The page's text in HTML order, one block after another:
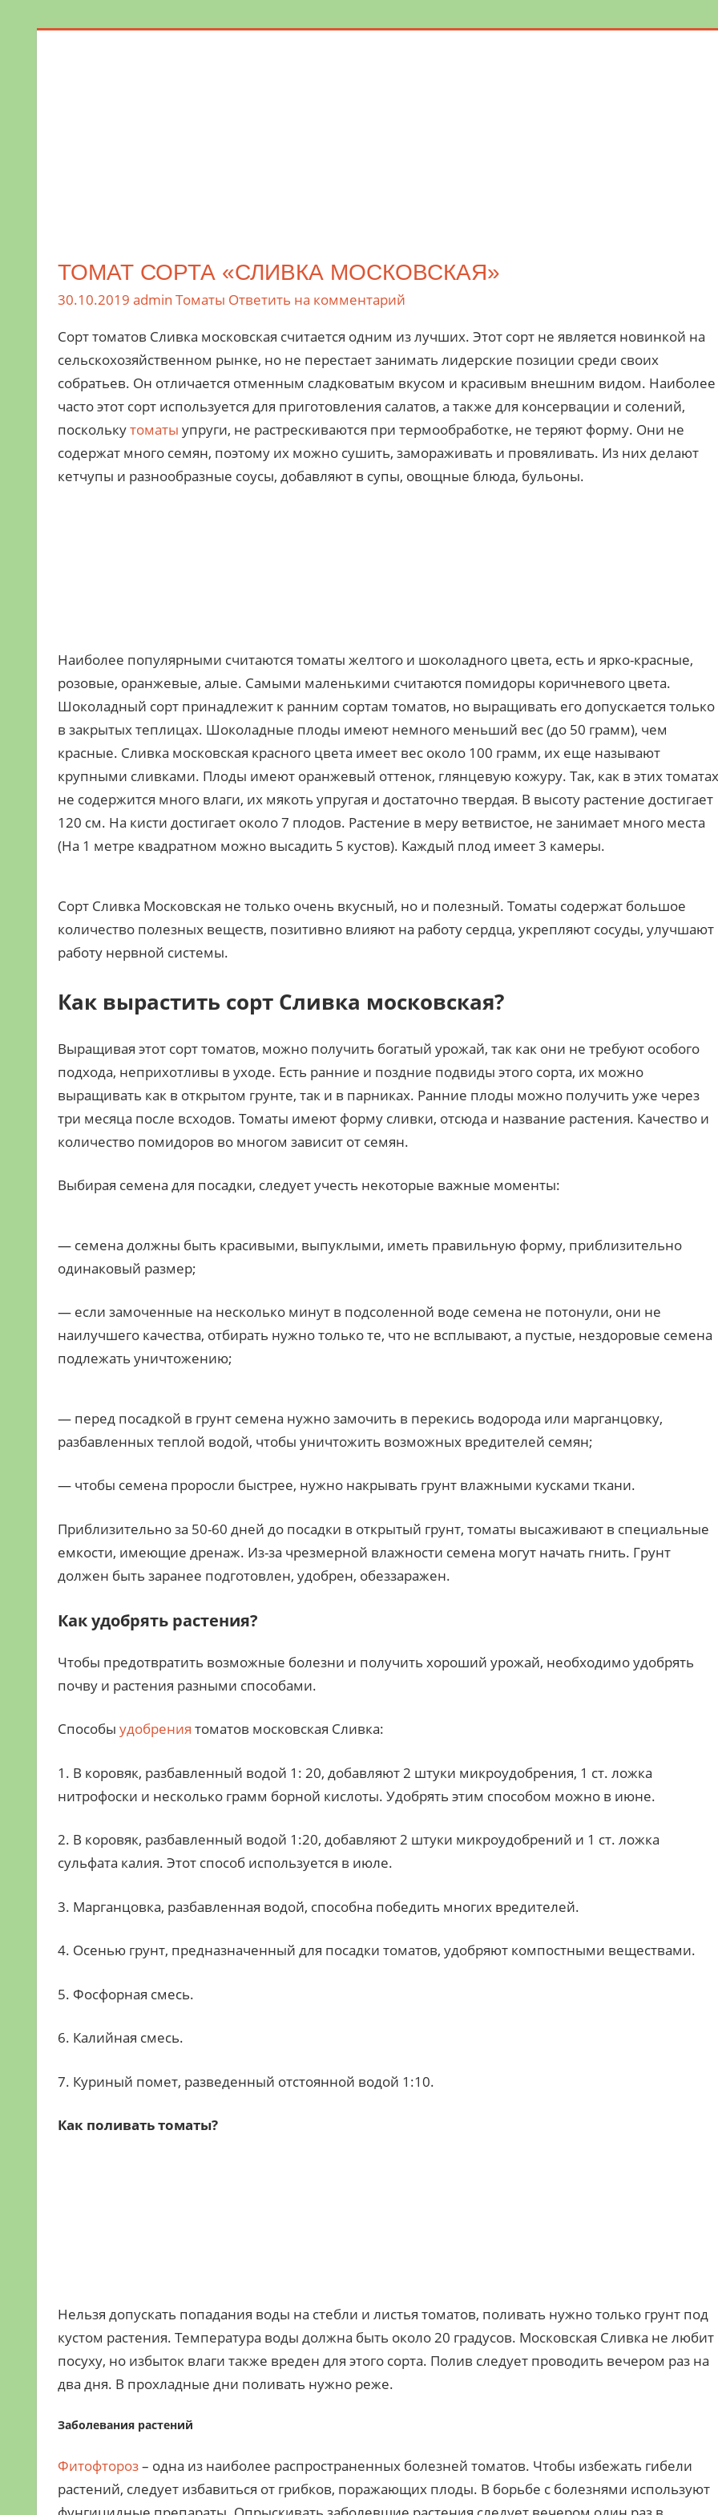
ТОМАТ СОРТА «СЛИВКА МОСКОВСКАЯ»
30.10.2019 admin Томаты Ответить на комментарий
Сорт томатов Сливка московская считается одним из лучших. Этот сорт не является новинкой на
сельскохозяйственном рынке, но не перестает занимать лидерские позиции среди своих
собратьев. Он отличается отменным сладковатым вкусом и красивым внешним видом. Наиболее
часто этот сорт используется для приготовления салатов, а также для консервации и солений,
посколькутоматы упруги, не растрескиваются при термообработке, не теряют форму. Они не
содержат много семян, поэтому их можно сушить, замораживать и провяливать. Из них делают
кетчупы и разнообразные соусы, добавляют в супы, овощные блюда, бульоны.
Наиболее популярными считаются томаты желтого и шоколадного цвета, есть и ярко-красные,
розовые, оранжевые, алые. Самыми маленькими считаются помидоры коричневого цвета.
Шоколадный сорт принадлежит к ранним сортам томатов, но выращивать его допускается только
в закрытых теплицах. Шоколадные плоды имеют немного меньший вес (до 50 грамм), чем
красные. Сливка московская красного цвета имеет вес около 100 грамм, их еще называют
крупными сливками. Плоды имеют оранжевый оттенок, глянцевую кожуру. Так, как в этих томатах
не содержится много влаги, их мякоть упругая и достаточно твердая. В высоту растение достигает
120 см. На кисти достигает около 7 плодов. Растение в меру ветвистое, не занимает много места
(На 1 метре квадратном можно высадить 5 кустов). Каждый плод имеет 3 камеры.
Сорт Сливка Московская не только очень вкусный, но и полезный. Томаты содержат большое
количество полезных веществ, позитивно влияют на работу сердца, укрепляют сосуды, улучшают
работу нервной системы.
Как вырастить сорт Сливка московская?
Выращивая этот сорт томатов, можно получить богатый урожай, так как они не требуют особого
подхода, неприхотливы в уходе. Есть ранние и поздние подвиды этого сорта, их можно
выращивать как в открытом грунте, так и в парниках. Ранние плоды можно получить уже через
три месяца после всходов. Томаты имеют форму сливки, отсюда и название растения. Качество и
количество помидоров во многом зависит от семян.
Выбирая семена для посадки, следует учесть некоторые важные моменты:
— семена должны быть красивыми, выпуклыми, иметь правильную форму, приблизительно
одинаковый размер;
— если замоченные на несколько минут в подсоленной воде семена не потонули, они не
наилучшего качества, отбирать нужно только те, что не всплывают, а пустые, нездоровые семена
подлежать уничтожению;
— перед посадкой в грунт семена нужно замочить в перекись водорода или марганцовку,
разбавленных теплой водой, чтобы уничтожить возможных вредителей семян;
— чтобы семена проросли быстрее, нужно накрывать грунт влажными кусками ткани.
Приблизительно за 50-60 дней до посадки в открытый грунт, томаты высаживают в специальные
емкости, имеющие дренаж. Из-за чрезмерной влажности семена могут начать гнить. Грунт
должен быть заранее подготовлен, удобрен, обеззаражен.
Как удобрять растения?
Чтобы предотвратить возможные болезни и получить хороший урожай, необходимо удобрять
почву и растения разными способами.
Способы удобрения томатов московская Сливка:
1. В коровяк, разбавленный водой 1: 20, добавляют 2 штуки микроудобрения, 1 ст. ложка
нитрофоски и несколько грамм борной кислоты. Удобрять этим способом можно в июне.
2. В коровяк, разбавленный водой 1:20, добавляют 2 штуки микроудобрений и 1 ст. ложка
сульфата калия. Этот способ используется в июле.
3. Марганцовка, разбавленная водой, способна победить многих вредителей.
4. Осенью грунт, предназначенный для посадки томатов, удобряют компостными веществами.
5. Фосфорная смесь.
6. Калийная смесь.
7. Куриный помет, разведенный отстоянной водой 1:10.
Как поливать томаты?
Нельзя допускать попадания воды на стебли и листья томатов, поливать нужно только грунт под
кустом растения. Температура воды должна быть около 20 градусов. Московская Сливка не любит
посуху, но избыток влаги также вреден для этого сорта. Полив следует проводить вечером раз на
два дня. В прохладные дни поливать нужно реже.
Заболевания растений
Фитофтороз– одна из наиболее распространенных болезней томатов. Чтобы избежать гибели
растений, следует избавиться от грибков, поражающих плоды. В борьбе с болезнями используют